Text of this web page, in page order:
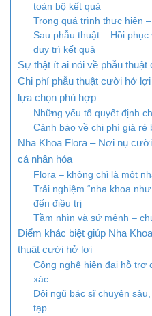
toàn bộ kết quả
Trong quá trình thực hiện
Sau phẫu thuật – Hồi
duy trì kết quả
Sự thật ít ai nói về phẫu
Chi phí phẫu thuật cười hở
lựa chọn phù hợp
Những yếu tố quyết định
Cảnh báo về chi phí giá rẻ
Nha Khoa Flora – Nơi nụ
cá nhân hóa
Flora – không chỉ là một
Trải nghiệm “nha khoa
đến điều trị
Tầm nhìn và sứ mệnh –
Điểm khác biệt giúp Nha
thuật cười hở lợi
Công nghệ hiện đại hỗ trợ
xác
Đội ngũ bác sĩ chuyên
tạp